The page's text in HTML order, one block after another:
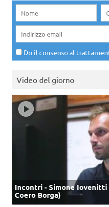
Do il consenso al
Video del giorno
Incontri - Simone Iovenitti
Coero Borga)